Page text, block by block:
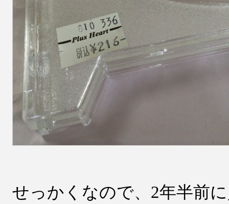
せっかくなので、2年半前